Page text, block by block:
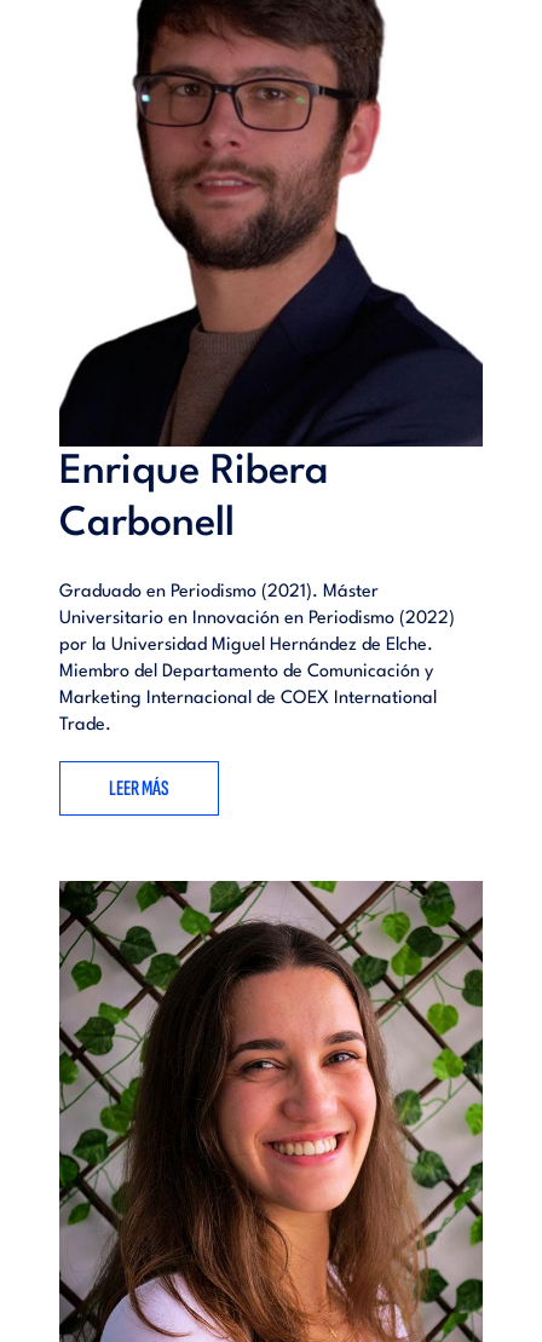
Enrique Ribera
Carbonell
Graduado en Periodismo (2021). Máster
Universitario en Innovación en Periodismo (2022)
por la Universidad Miguel Hernández de Elche.
Miembro del Departamento de Comunicación y
Marketing Internacional de COEX International
Trade.
LEER MÁS